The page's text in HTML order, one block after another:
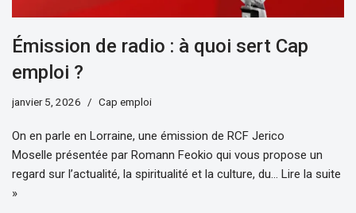
Émission de radio : à quoi sert Cap
emploi ?
janvier 5, 2026 Cap emploi
On en parle en Lorraine, une émission de RCF Jerico
Moselle présentée par Romann Feokio qui vous propose un
regard sur l’actualité, la spiritualité et la culture, du… Lire la suite
»